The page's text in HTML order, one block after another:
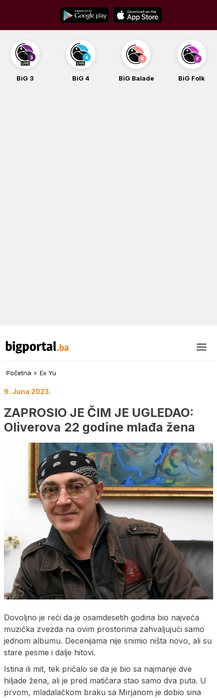
content
BiG 3 BiG 4 BiG Balade BiG Folk
Početna » Ex Yu
9. Juna 2023.
ZAPROSIO JE ČIM JE UGLEDAO:
Oliverova 22 godine mlađa žena
Dovoljno je reći da je osamdesetih godina bio najveća
muzička zvezda na ovim prostorima zahvaljujući samo
jednom albumu. Decenijama nije snimio ništa novo, ali su
stare pesme i dalje hitovi.
Istina ili mit, tek pričalo se da je bio sa najmanje dve
hiljade žena, ali je pred matičara stao samo dva puta. U
prvom, mladalačkom braku sa Mirjanom je dobio sina